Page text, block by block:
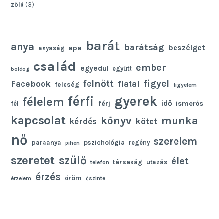
zöld (3)
anya anyaság apa barát barátság beszélget
boldog család egyedül együtt ember
Facebook feleség felnőtt fiatal figyel figyelem
fél félelem férfi férj gyerek idő ismerős
kapcsolat kérdés könyv kötet munka
nő paraanya pihen pszichológia regény szerelem
szeretet szülő telefon társaság utazás élet
érzelem érzés öröm őszinte